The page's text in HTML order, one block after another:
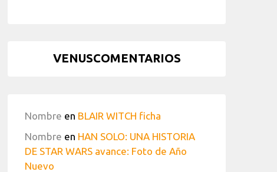
VENUSCOMENTARIOS
Nombre en BLAIR WITCH ficha
Nombre en HAN SOLO: UNA HISTORIA
DE STAR WARS avance: Foto de Año
Nuevo